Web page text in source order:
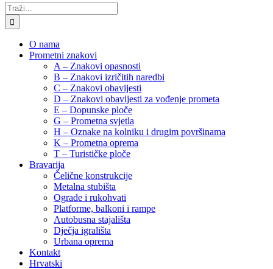
Traži...
O nama
Prometni znakovi
A – Znakovi opasnosti
B – Znakovi izričitih naredbi
C – Znakovi obavijesti
D – Znakovi obavijesti za vođenje prometa
E – Dopunske ploče
G – Prometna svjetla
H – Oznake na kolniku i drugim površinama
K – Prometna oprema
T – Turističke ploče
Bravarija
Čelične konstrukcije
Metalna stubišta
Ograde i rukohvati
Platforme, balkoni i rampe
Autobusna stajališta
Dječja igrališta
Urbana oprema
Kontakt
Hrvatski